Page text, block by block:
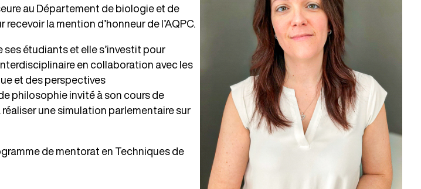
au Département de biologie et de
la mention d’honneur de l’AQPC.
étudiants et elle s’investit pour
en collaboration avec les
et des perspectives
philosophie invité à son cours de
une simulation parlementaire sur
de mentorat en Techniques de